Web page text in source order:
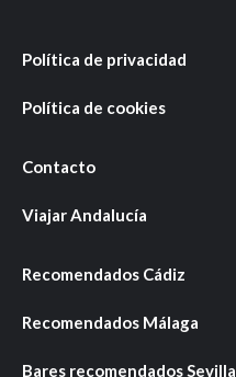
Política de privacidad
Política de cookies
Contacto
Viajar Andalucía
Recomendados Cádiz
Recomendados Málaga
Bares recomendados Sevilla